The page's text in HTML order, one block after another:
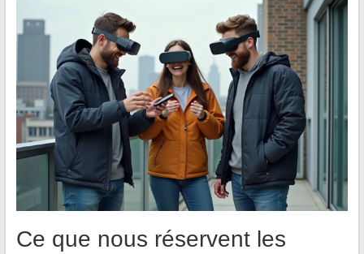
Ce que nous réservent les